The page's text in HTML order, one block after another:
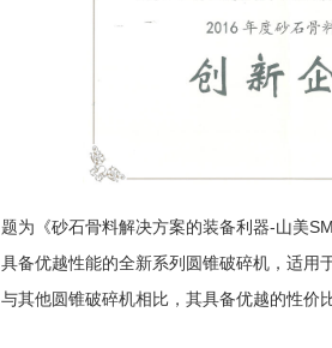
为《砂石骨料解决方案的装备利器-山美
备优越性能的全新系列 圆锥破碎机 ，适用
其他圆锥破碎机相比，其具备优越的性价